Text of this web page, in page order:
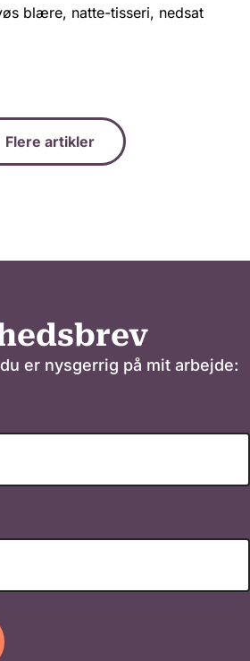
blære, natte-tisseri, nedsat
Flere artikler
er nysgerrig på mit arbejde: